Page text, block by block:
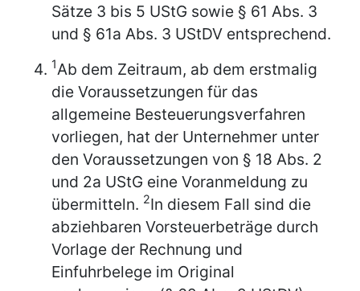
Sätze 3 bis 5 UStG sowie § 61 Abs. 3
und § 61a Abs. 3 UStDV entsprechend.
1Ab dem Zeitraum, ab dem erstmalig
die Voraussetzungen für das
allgemeine Besteuerungsverfahren
vorliegen, hat der Unternehmer unter
den Voraussetzungen von § 18 Abs. 2
und 2a UStG eine Voranmeldung zu
übermitteln. 2In diesem Fall sind die
abziehbaren Vorsteuerbeträge durch
Vorlage der Rechnung und
Einfuhrbelege im Original